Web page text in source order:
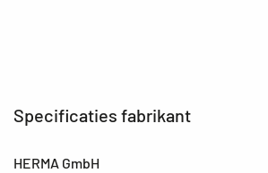
Specificaties fabrikant
HERMA GmbH